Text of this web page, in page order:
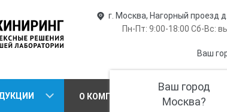
г. Москва, Нагорный проезд
Пн-Пт: 9:00-18:00 Сб-Вс:
Ваш
Ваш город
Москва?
О КОМПАНИИ